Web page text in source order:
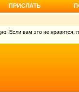
ПРИСЛАТЬ
Если вам это не нравится,